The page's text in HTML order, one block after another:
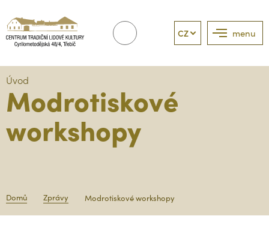
menu
CZ
Úvod
Modrotiskové
workshopy
Domů Zprávy Modrotiskové workshopy